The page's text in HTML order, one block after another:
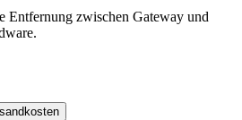
Entfernung zwischen Gateway und